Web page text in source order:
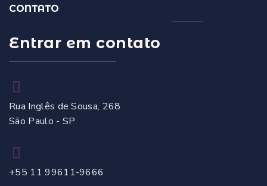
CONTATO
Entrar em contato
Rua Inglês de Sousa, 268
São Paulo - SP
+55 11 99611-9666